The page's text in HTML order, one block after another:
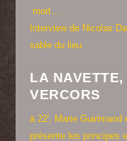
mort…
Interview de Nicolas
sable du lieu.
LA NAVETTE,
VERCORS
à 22′, Marie Guirimand
présente les principes